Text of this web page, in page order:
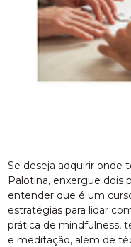
Se deseja adquirir onde
Palotina, enxergue dois
entender que é um
estratégias para lidar
prática de mindfulness,
e meditação, além de